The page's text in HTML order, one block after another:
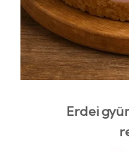
Erdei